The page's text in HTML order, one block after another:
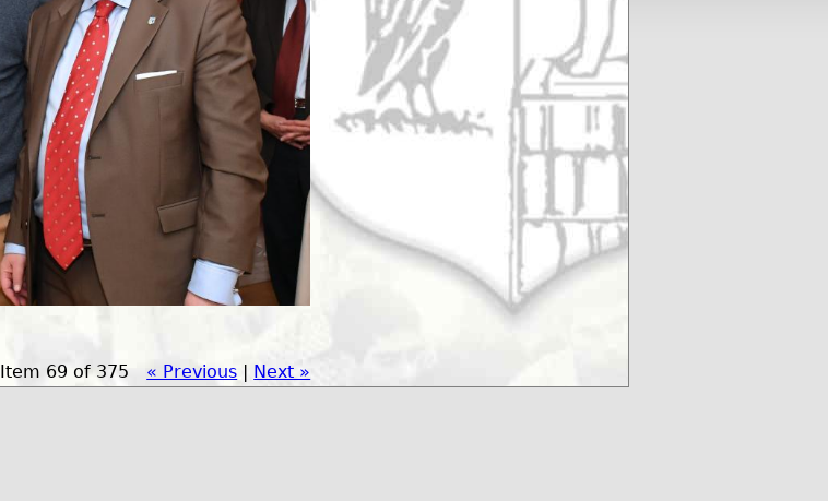
Item 69 of 375 « Previous | Next »